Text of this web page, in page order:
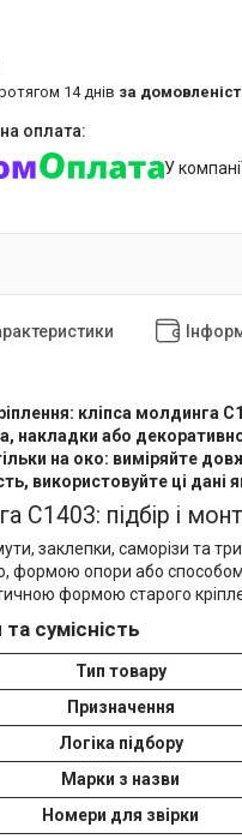
14 днів за
У
кліпса молдинга
накладки або
на око: виміряйте
використовуйте ці дані
C1403: підбір і
заклепки, саморізи та
опори або способом
формою старого
сумісність
Тип товару
Призначення
Логіка підбору
Марки з назви
Номери для звірки